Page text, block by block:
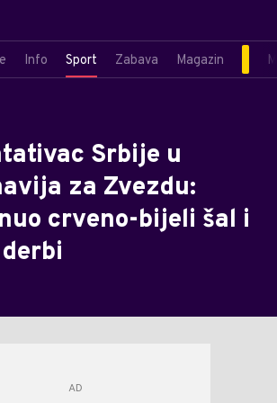
Info Sport Zabava Magazin
Srbije u
za Zvezdu:
crveno-bijeli šal i